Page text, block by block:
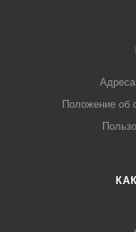
Адреса
Положение об